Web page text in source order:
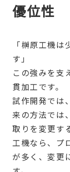
優位性
「榊原工機
す」
この強みを支
貫加工です。
試作開発では
来の方法では
取りを変更す
工機なら、プ
が多く、変更